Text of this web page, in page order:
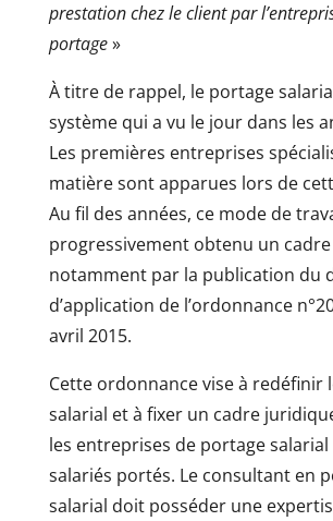
prestation chez le client par
portage»
À titre de rappel, le portage
système qui a vu le jour dans les
Les premières entreprises
matière sont apparues lors de
Au fil des années, ce mode de
progressivement obtenu un cadre
notamment par la publication du
d’application de l’ordonnance
avril 2015.
Cette ordonnance vise à redéfinir
salarial et à fixer un cadre
les entreprises de portage salarial
salariés portés. Le consultant en
salarial doit posséder une